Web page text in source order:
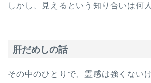
しかし、見えるという知り合いは何
肝だめしの話
その中のひとりで、霊感は強くない